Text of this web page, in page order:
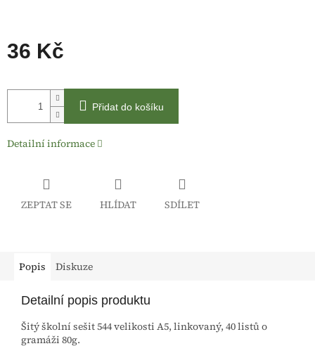
36 Kč
cena:
Přidat do košíku
Detailní informace
ZEPTAT SE HLÍDAT SDÍLET
Popis Diskuze
Detailní popis produktu
Šitý školní sešit 544 velikosti A5, linkovaný, 40 listů o
gramáži 80g.